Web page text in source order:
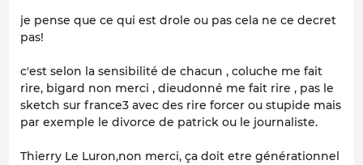
je pense que ce qui est drole ou pas cela ne ce decret
pas!
c'est selon la sensibilité de chacun , coluche me fait
rire, bigard non merci , dieudonné me fait rire , pas le
sketch sur france3 avec des rire forcer ou stupide mais
par exemple le divorce de patrick ou le journaliste.
Thierry Le Luron,non merci, ça doit etre générationnel